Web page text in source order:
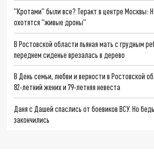
"Кротами" были все? Теракт в центре Москвы:
охотятся "живые дроны"
В Ростовской области пьяная мать с грудным
переднем сиденье врезалась в дерево
В День семьи, любви и верности в Ростовской
82-летний жених и 79-летняя невеста
Даня с Дашей спаслись от боевиков ВСУ. Но
закончились